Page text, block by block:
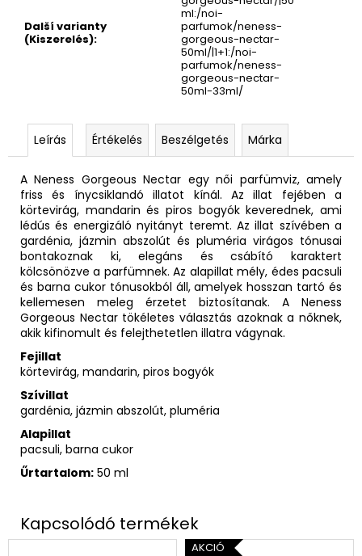
Další varianty
(Kiszerelés):
ml:/noi-
parfumok/neness-
gorgeous-nectar-
50ml/|1+1:/noi-
parfumok/neness-
gorgeous-nectar-
50ml-33ml/
Leírás Értékelés Beszélgetés Márka
A Neness Gorgeous Nectar egy női parfümviz, amely
friss és ínycsiklandó illatot kínál. Az illat fejében a
körtevirág, mandarin és piros bogyók keverednek, ami
lédús és energizáló nyitányt teremt. Az illat szívében a
gardénia, jázmin abszolút és pluméria virágos tónusai
bontakoznak ki, elegáns és csábító karaktert
kölcsönözve a parfümnek. Az alapillat mély, édes pacsuli
és barna cukor tónusokból áll, amelyek hosszan tartó és
kellemesen meleg érzetet biztosítanak. A Neness
Gorgeous Nectar tökéletes választás azoknak a nőknek,
akik kifinomult és felejthetetlen illatra vágynak.
Fejillat
körtevirág, mandarin, piros bogyók
Szívillat
gardénia, jázmin abszolút, pluméria
Alapillat
pacsuli, barna cukor
Űrtartalom: 50 ml
AKCIÓ